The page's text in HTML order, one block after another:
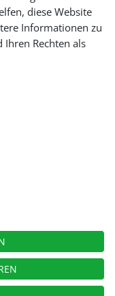
diese Website
Informationen zu
Rechten als
Rechte vorbehalten